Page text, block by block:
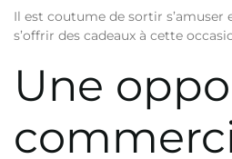
Il est coutume de sortir s’amuser
s’offrir des cadeaux à cette
Une